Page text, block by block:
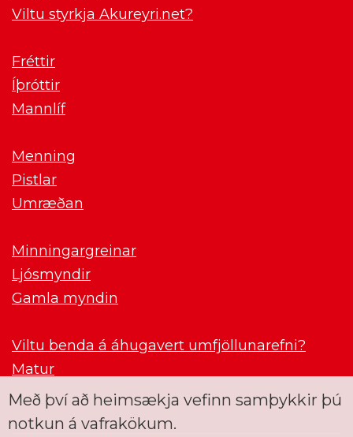
Viltu styrkja Akureyri.net?
Fréttir
Íþróttir
Mannlíf
Menning
Pistlar
Umræðan
Minningargreinar
Ljósmyndir
Gamla myndin
Viltu benda á áhugavert umfjöllunarefni?
Matur
Með því að heimsækja vefinn samþykkir þú
notkun á vafrakökum.